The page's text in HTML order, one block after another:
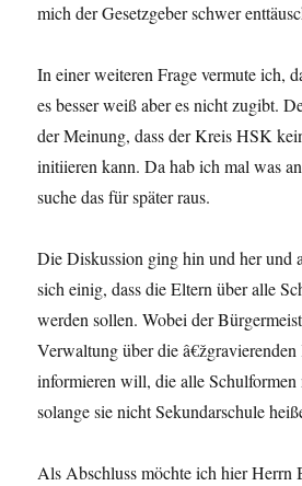
mich der Gesetzgeber schwer
In einer weiteren Frage vermute ich,
es besser weiß aber es nicht zugibt.
der Meinung, dass der Kreis HSK
initiieren kann. Da hab ich mal was
suche das für später raus.
Die Diskussion ging hin und her und
sich einig, dass die Eltern über alle
werden sollen. Wobei der
Verwaltung über die
informieren will, die alle
solange sie nicht Sekundarschule
Als Abschluss möchte ich hier Herrn